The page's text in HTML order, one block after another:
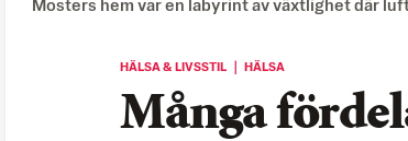
Mosters hem var en labyrint av växtlighet där
HÄLSA & LIVSSTIL ｜ HÄLSA
Många